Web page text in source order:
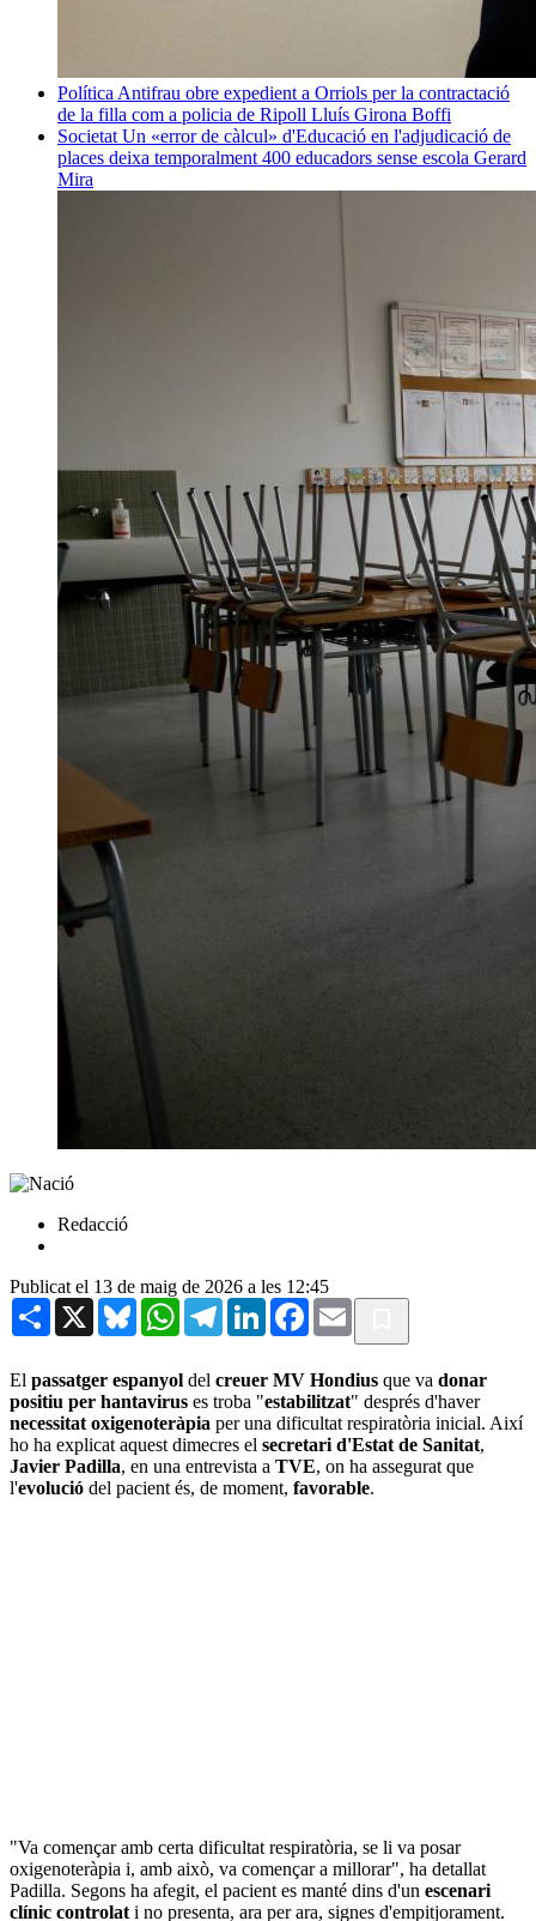
Política Antifrau obre expedient a Orriols per la contractació
de la filla com a policia de Ripoll Lluís Girona Boffi
Societat Un «error de càlcul» d'Educació en l'adjudicació de
places deixa temporalment 400 educadors sense escola Gerard
Mira
Redacció
Publicat el 13 de maig de 2026 a les 12:45
Share X BlueskyWhatsAppTelegramLinkedInFacebook
Email
El passatger espanyol del creuer MV Hondius que va donar
positiu per hantavirus es troba "estabilitzat" després d'haver
necessitat oxigenoteràpia per una dificultat respiratòria inicial. Així
ho ha explicat aquest dimecres el secretari d'Estat de Sanitat,
Javier Padilla, en una entrevista a TVE, on ha assegurat que
l'evolució del pacient és, de moment, favorable.
"Va començar amb certa dificultat respiratòria, se li va posar
oxigenoteràpia i, amb això, va començar a millorar", ha detallat
Padilla. Segons ha afegit, el pacient es manté dins d'un escenari
clínic controlat i no presenta, ara per ara, signes d'empitjorament.